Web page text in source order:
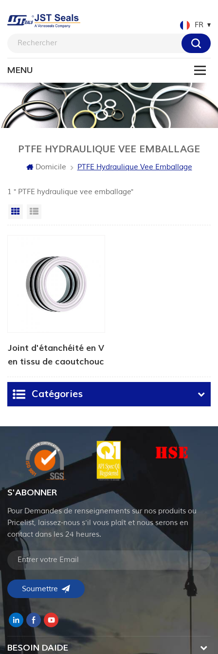
FR
PTFE HYDRAULIQUE VEE EMBALLAGE
Domicile PTFE Hydraulique Vee Emballage
1 " PTFE hydraulique vee emballage"
Grille
Joint d'étanchéité en V
en tissu de caoutchouc
hydraulique
Catégories
S'ABONNER
Pour Demandes de renseignements sur nos produits ou
Pricelist, laissez-nous s'il vous plaît et nous serons en
contact dans les 24 heures.
BESOIN DAIDE